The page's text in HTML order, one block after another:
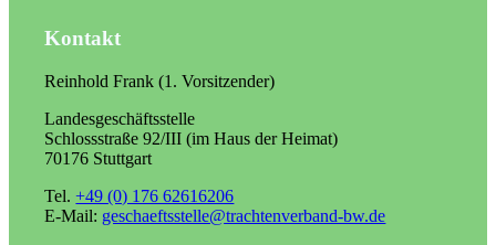
Kontakt
Reinhold Frank (1. Vorsitzender)
Landesgeschäftsstelle
Schlossstraße 92/III (im Haus der Heimat)
70176 Stuttgart
Tel.+49 (0) 176 62616206
E-Mail: geschaeftsstelle@trachtenverband-bw.de